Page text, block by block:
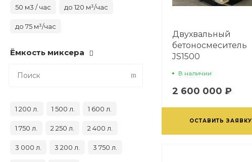
50 м3 / час до 120 м³/час
до 75 м³/час
Ёмкость миксера
1 200 л. 1 500 л. 1 600 л.
1 750 л. 2 250 л. 2 400 л.
3 000 л. 3 200 л. 3 750 л.
Двухвальный
бетоносмеситель
JS1500
В наличии
2 600 000 ₽
ОСТАВИТЬ ЗАЯВКУ